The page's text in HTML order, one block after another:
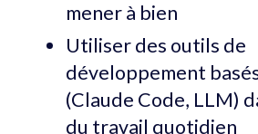
mener à bien
Utiliser des outils de
développement
(Claude Code, LLM)
du travail quotidien